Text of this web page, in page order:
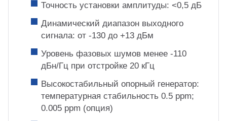
Точность установки амплитуды: <0,5 дБ
Динамический диапазон выходного
сигнала: от -130 до +13 дБм
Уровень фазовых шумов менее -110
дБн/Гц при отстройке 20 кГц
Высокостабильный опорный генератор:
температурная стабильность 0.5 ppm;
0.005 ppm (опция)